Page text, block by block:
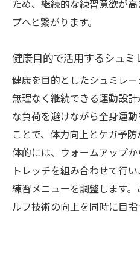
ため、継続的な練習意欲が
プへと繋がります。
健康目的で活用するシュ
健康を目的としたシュミレー
無理なく継続できる運動設
な負荷を避けながら全身運
ことで、体力向上とケガ予
体的には、ウォームアップ
トレッチを組み合わせて行
練習メニューを調整します
ルフ技術の向上を同時に目指